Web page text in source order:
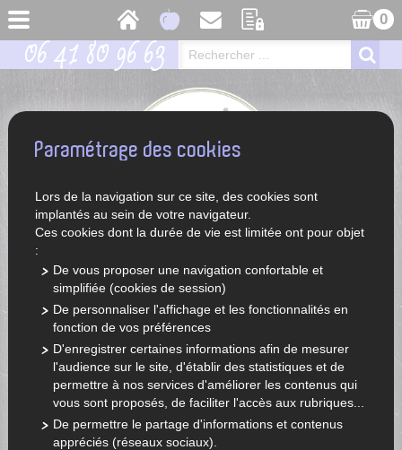
0
06 41 80 96 63
ACCUEIL LÉGUMES ET FRUITS DE SAISON
Paramétrage des cookies
Lors de la navigation sur ce site, des cookies sont
implantés au sein de votre navigateur.
Ces cookies dont la durée de vie est limitée ont pour objet
:
De vous proposer une navigation confortable et
simplifiée (cookies de session)
De personnaliser l'affichage et les fonctionnalités en
fonction de vos préférences
D'enregistrer certaines informations afin de mesurer
l'audience sur le site, d'établir des statistiques et de
permettre à nos services d'améliorer les contenus qui
vous sont proposés, de faciliter l'accès aux rubriques...
De permettre le partage d'informations et contenus
appréciés (réseaux sociaux).